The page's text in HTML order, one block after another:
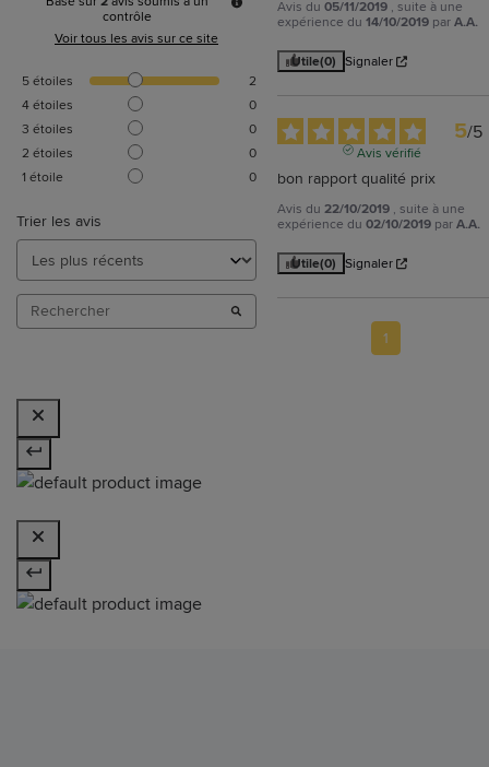
contrôle
Voir tous les avis sur ce site
5étoiles
2
4étoiles
0
3 étoiles
0
2 étoiles
0
1 étoile 0
Trier les avis
Avis du05/11/2019 , suite à une
expérience du14/10/2019 parA.A.
Utile(0) Signaler
5/5
Avis vérifié
bon rapport qualité prix
Avis du22/10/2019 , suite à une
expérience du02/10/2019 parA.A.
Utile(0) Signaler
1